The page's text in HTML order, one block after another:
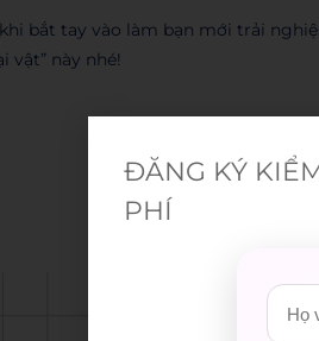
bắt tay vào làm bạn mới trải
vật” này nhé!
ĐĂNG KÝ
PHÍ